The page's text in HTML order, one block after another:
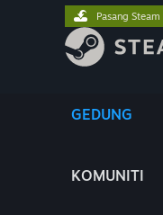
GEDUNG
KOMUNITI
Pasang Steam